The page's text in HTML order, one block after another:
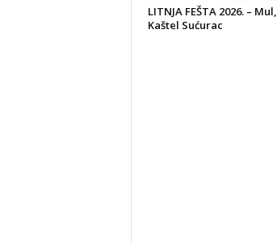
LITNJA FEŠTA 2026. – Mul,
Kaštel Sućurac